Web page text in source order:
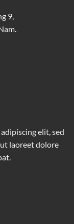
9,
elit, sed
laoreet dolore